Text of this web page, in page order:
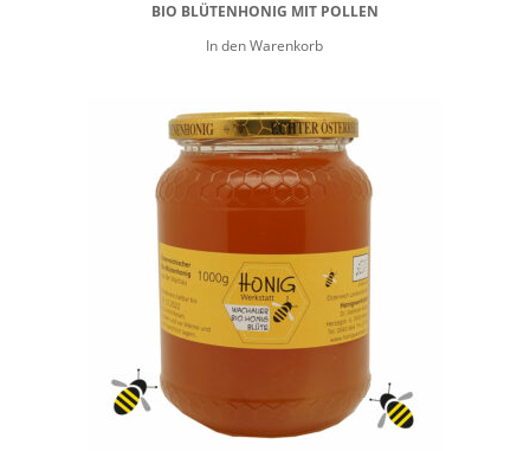
BIO BLÜTENHONIG MIT POLLEN
In den Warenkorb